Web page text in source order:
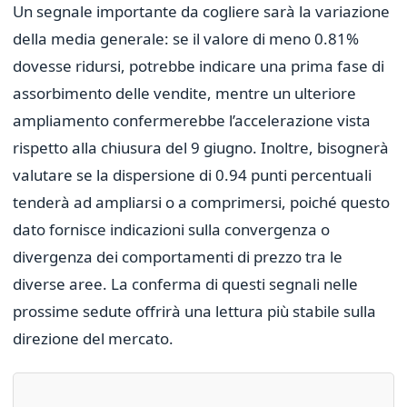
Un segnale importante da cogliere sarà la variazione
della media generale: se il valore di meno 0.81%
dovesse ridursi, potrebbe indicare una prima fase di
assorbimento delle vendite, mentre un ulteriore
ampliamento confermerebbe l’accelerazione vista
rispetto alla chiusura del 9 giugno. Inoltre, bisognerà
valutare se la dispersione di 0.94 punti percentuali
tenderà ad ampliarsi o a comprimersi, poiché questo
dato fornisce indicazioni sulla convergenza o
divergenza dei comportamenti di prezzo tra le
diverse aree. La conferma di questi segnali nelle
prossime sedute offrirà una lettura più stabile sulla
direzione del mercato.